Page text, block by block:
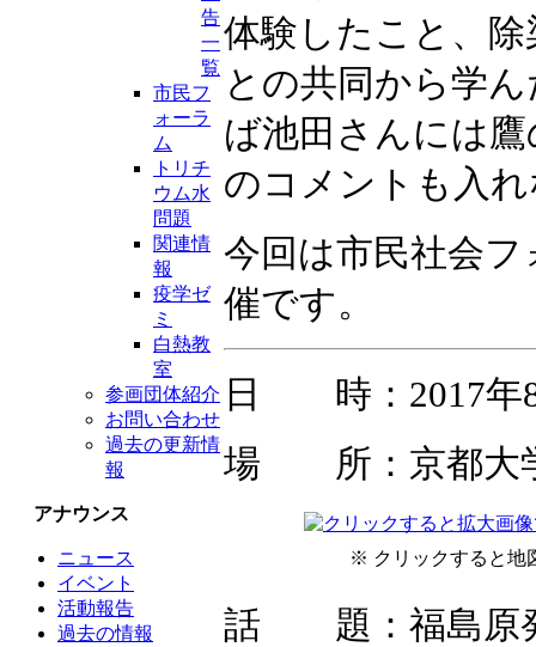
告
一
覧
市民フ
ォーラ
ム
トリチ
ウム水
問題
関連情
報
疫学ゼ
ミ
白熱教
室
参画団体紹介
お問い合わせ
過去の更新情
報
アナウンス
ニュース
イベント
活動報告
過去の情報
体験したこと、
との共同から学
ば池田さんには
のコメントも入
今回は市民社会
催です。
日 時：2017年8
場 所：京都大学
※ クリックすると地
話 題：福島原発